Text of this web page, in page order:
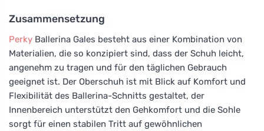
Zusammensetzung
Perky Ballerina Gales besteht aus einer Kombination von
Materialien, die so konzipiert sind, dass der Schuh leicht,
angenehm zu tragen und für den täglichen Gebrauch
geeignet ist. Der Oberschuh ist mit Blick auf Komfort und
Flexibilität des Ballerina-Schnitts gestaltet, der
Innenbereich unterstützt den Gehkomfort und die Sohle
sorgt für einen stabilen Tritt auf gewöhnlichen